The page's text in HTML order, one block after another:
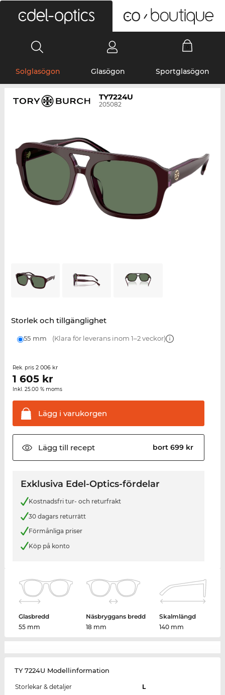
Solglasögon Glasögon Sportglasögon
TY7224U
205082
Storlek och tillgänglighet
55 mm (Klara för leverans inom 1–2 veckor)
Rek. pris 2 006 kr
1 605kr
Inkl. 25.00 % moms
Lägg i varukorgen
Lägg till recept bort 699 kr
Exklusiva Edel-Optics-fördelar
Kostnadsfri tur- och returfrakt
30 dagars returrätt
Förmånliga priser
Köp på konto
Glasbredd
55 mm
Näsbryggans bredd
18 mm
Skalmlängd
140 mm
TY 7224U Modellinformation
Storlekar & detaljer
L